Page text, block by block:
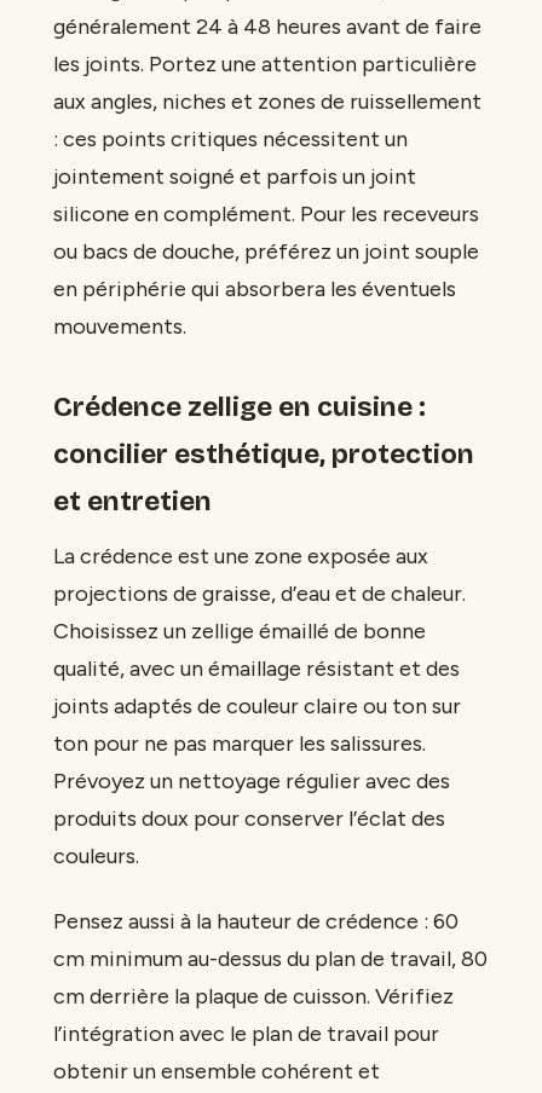
généralement 24 à 48 heures avant de faire
les joints. Portez une attention particulière
aux angles, niches et zones de ruissellement
: ces points critiques nécessitent un
jointement soigné et parfois un joint
silicone en complément. Pour les receveurs
ou bacs de douche, préférez un joint souple
en périphérie qui absorbera les éventuels
mouvements.
Crédence zellige en cuisine :
concilier esthétique, protection
et entretien
La crédence est une zone exposée aux
projections de graisse, d’eau et de chaleur.
Choisissez un zellige émaillé de bonne
qualité, avec un émaillage résistant et des
joints adaptés de couleur claire ou ton sur
ton pour ne pas marquer les salissures.
Prévoyez un nettoyage régulier avec des
produits doux pour conserver l’éclat des
couleurs.
Pensez aussi à la hauteur de crédence : 60
cm minimum au-dessus du plan de travail, 80
cm derrière la plaque de cuisson. Vérifiez
l’intégration avec le plan de travail pour
obtenir un ensemble cohérent et